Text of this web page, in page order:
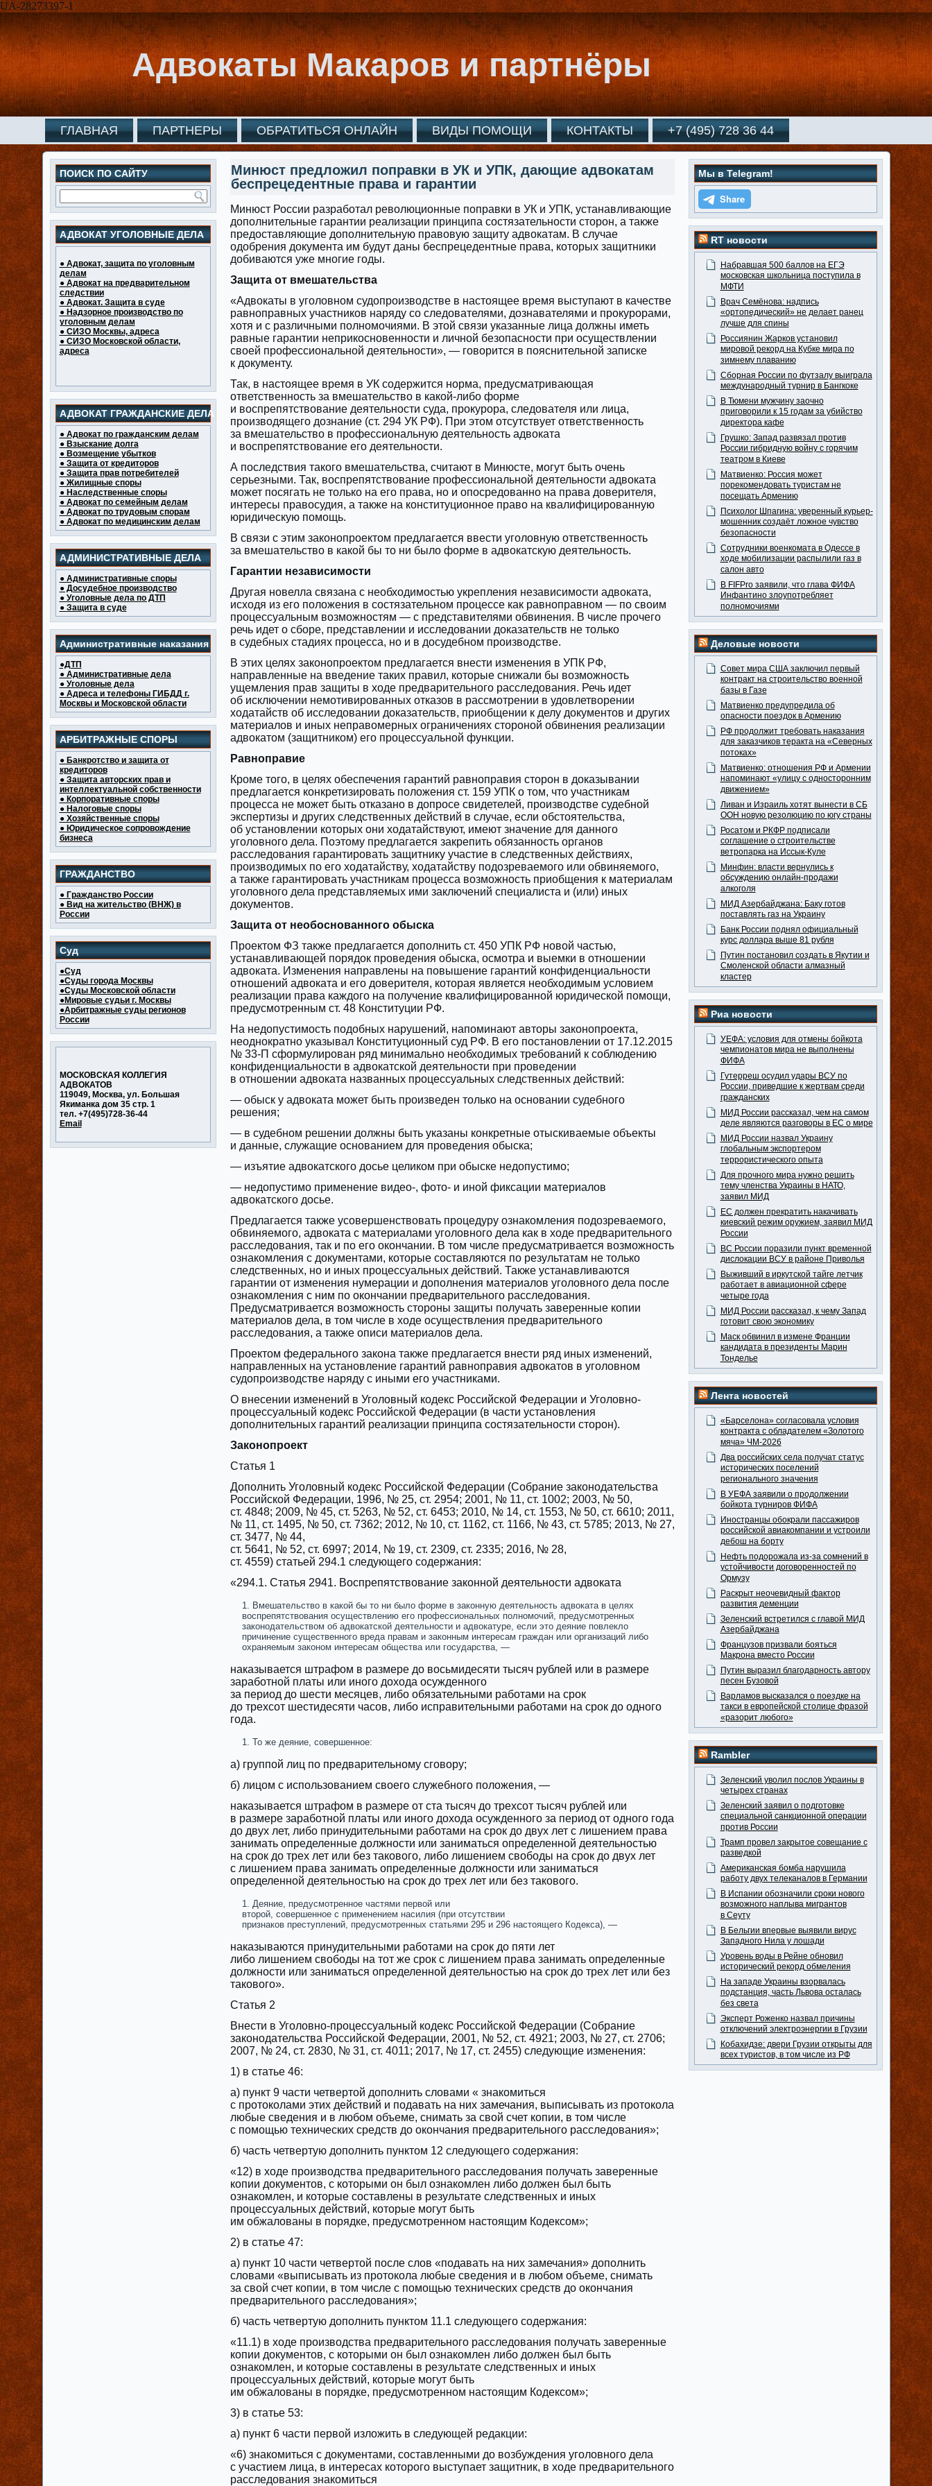
UA-28273397-1
Адвокаты Макаров и партнёры
ГЛАВНАЯ ПАРТНЕРЫ ОБРАТИТЬСЯ ОНЛАЙН ВИДЫ ПОМОЩИ КОНТАКТЫ +7 (495) 728 36 44
ПОИСК ПО САЙТУ
АДВОКАТ УГОЛОВНЫЕ ДЕЛА
● Адвокат, защита по уголовным
делам
● Адвокат на предварительном
следствии
● Адвокат. Защита в суде
● Надзорное производство по
уголовным делам
● СИЗО Москвы, адреса
● СИЗО Московской области,
адреса
АДВОКАТ ГРАЖДАНСКИЕ ДЕЛА
● Адвокат по гражданским делам
● Взыскание долга
● Возмещение убытков
● Защита от кредиторов
● Защита прав потребителей
● Жилищные споры
● Наследственные споры
● Адвокат по семейным делам
● Адвокат по трудовым спорам
● Адвокат по медицинским делам
АДМИНИСТРАТИВНЫЕ ДЕЛА
● Административные споры
● Досудебное производство
● Уголовные дела по ДТП
● Защита в суде
Административные наказания
●ДТП
● Административные дела
● Уголовные дела
● Адреса и телефоны ГИБДД г.
Москвы и Московской области
АРБИТРАЖНЫЕ СПОРЫ
● Банкротство и защита от
кредиторов
● Защита авторских прав и
интеллектуальной собственности
● Корпоративные споры
● Налоговые споры
● Хозяйственные споры
● Юридическое сопровождение
бизнеса
ГРАЖДАНСТВО
● Гражданство России
● Вид на жительство (ВНЖ) в
России
Суд
●Суд
●Суды города Москвы
●Суды Московской области
●Мировые судьи г. Москвы
●Арбитражные суды регионов
России
МОСКОВСКАЯ КОЛЛЕГИЯ
АДВОКАТОВ
119049, Москва, ул. Большая
Якиманка дом 35 стр. 1
тел. +7(495)728-36-44
Email
Минюст предложил поправки в УК и УПК, дающие адвокатам
беспрецедентные права и гарантии
Минюст России разработал революционные поправки в УК и УПК, устанавливающие
дополнительные гарантии реализации принципа состязательности сторон, а также
предоставляющие дополнительную правовую защиту адвокатам. В случае
одобрения документа им будут даны беспрецедентные права, которых защитники
добиваются уже многие годы.
Защита от вмешательства
«Адвокаты в уголовном судопроизводстве в настоящее время выступают в качестве
равноправных участников наряду со следователями, дознавателями и прокурорами,
хотя и с различными полномочиями. В этой связи указанные лица должны иметь
равные гарантии неприкосновенности и личной безопасности при осуществлении
своей профессиональной деятельности», — говорится в пояснительной записке
к документу.
Так, в настоящее время в УК содержится норма, предусматривающая
ответственность за вмешательство в какой-либо форме
‎и воспрепятствование деятельности суда, прокурора, следователя или лица,
производящего дознание (ст. 294 УК РФ). При этом отсутствует ответственность
за вмешательство в профессиональную деятельность адвоката
и воспрепятствование его деятельности.
А последствия такого вмешательства, считают в Минюсте, могут быть очень
серьезными. Так, воспрепятствование профессиональной деятельности адвоката
может посягать не только на его права, но и опосредованно на права доверителя,
интересы правосудия, а также на конституционное право на квалифицированную
юридическую помощь.
В связи с этим законопроектом предлагается ввести уголовную ответственность
за вмешательство в какой бы то ни было форме в адвокатскую деятельность.
Гарантии независимости
Другая новелла связана с необходимостью укрепления независимости ‎адвоката,
исходя из его положения в состязательном процессе ‎как равноправном — по своим
процессуальным возможностям — ‎с представителями обвинения. В числе прочего
речь идет о сборе, представлении и исследовании доказательств не только
в судебных стадиях процесса, но и в досудебном производстве.
В этих целях законопроектом предлагается внести изменения в УПК РФ,
направленные на введение таких правил, которые снижали бы возможность
ущемления прав защиты в ходе предварительного расследования. Речь идет
об исключении немотивированных отказов ‎в рассмотрении в удовлетворении
ходатайств об исследовании доказательств, приобщении к делу документов и других
материалов ‎и иных неправомерных ограничениях стороной обвинения реализации
адвокатом (защитником) его процессуальной функции.
Равноправие
Кроме того, в целях обеспечения гарантий равноправия сторон в доказывании
предлагается конкретизировать положения ст. 159 УПК о том, что участникам
процесса не может быть отказано в допросе свидетелей, производстве судебной
экспертизы и других следственных действий в случае, если обстоятельства,
об установлении которых они ходатайствуют, имеют значение для данного
уголовного дела. Поэтому предлагается закрепить обязанность органов
расследования гарантировать защитнику участие ‎в следственных действиях,
производимых по его ходатайству, ходатайству подозреваемого или обвиняемого,
а также гарантировать участникам процесса возможность приобщения к материалам
уголовного дела представляемых ими заключений специалиста и (или) иных
документов.
Защита от необоснованного обыска
Проектом ФЗ также предлагается дополнить ст. 450 УПК РФ новой частью,
устанавливающей порядок проведения обыска, осмотра и выемки в отношении
адвоката. Изменения направлены на повышение гарантий конфиденциальности
отношений адвоката и его доверителя, которая является необходимым условием
реализации права каждого на получение квалифицированной юридической помощи,
предусмотренным ст. 48 Конституции РФ.
На недопустимость подобных нарушений, напоминают авторы законопроекта,
неоднократно указывал Конституционный суд РФ. В его постановлении от 17.12.2015
№ 33-П сформулирован ряд минимально необходимых требований к соблюдению
конфиденциальности в адвокатской деятельности при проведении
‎в отношении адвоката названных процессуальных следственных действий:
— обыск у адвоката может быть произведен только на основании судебного
решения;
— в судебном решении должны быть указаны конкретные отыскиваемые объекты
и данные, служащие основанием для проведения обыска;
— изъятие адвокатского досье целиком при обыске недопустимо;
— недопустимо применение видео-, фото- и иной фиксации материалов
адвокатского досье.
Предлагается также усовершенствовать процедуру ознакомления подозреваемого,
обвиняемого, адвоката с материалами уголовного дела как в ходе предварительного
расследования, так и по его окончании. В том числе предусматривается возможность
ознакомления с документами, которые составляются по результатам не только
следственных, но и иных процессуальных действий. Также устанавливаются
гарантии от изменения нумерации и дополнения материалов уголовного дела после
ознакомления с ним по окончании предварительного расследования.
Предусматривается возможность стороны защиты получать заверенные копии
материалов дела, в том числе в ходе осуществления предварительного
расследования, а также описи материалов дела.
Проектом федерального закона также предлагается внести ряд иных изменений,
направленных на установление гарантий равноправия адвокатов в уголовном
судопроизводстве наряду с иными его участниками.
О внесении изменений в Уголовный кодекс Российской Федерации и Уголовно-
процессуальный кодекс Российской Федерации (в части установления
дополнительных гарантий реализации принципа состязательности сторон).
Законопроект
Статья 1
Дополнить Уголовный кодекс Российской Федерации (Собрание законодательства
Российской Федерации, 1996, № 25, ст. 2954; 2001, № 11, ст. 1002; 2003, № 50,
ст. 4848; 2009, № 45, ст. 5263, № 52, ст. 6453; 2010, ‎№ 14, ст. 1553, № 50, ст. 6610; 2011,
№ 11, ст. 1495, № 50, ст. 7362; 2012, ‎№ 10, ст. 1162, ст. 1166, № 43, ст. 5785; 2013, № 27,
ст. 3477, № 44,
‎ст. 5641, № 52, ст. 6997; 2014, № 19, ст. 2309, ст. 2335; 2016, № 28,
‎ст. 4559) статьей 294.1 следующего содержания:
«294.1. Статья 2941. Воспрепятствование законной деятельности адвоката
Вмешательство в какой бы то ни было форме в законную деятельность адвоката в целях
воспрепятствования осуществлению ‎его профессиональных полномочий, предусмотренных
законодательством об адвокатской деятельности и адвокатуре, если это деяние повлекло
причинение существенного вреда правам и законным интересам граждан или организаций либо
охраняемым законом интересам общества или государства, —
наказывается штрафом в размере до восьмидесяти тысяч рублей или в размере
заработной платы или иного дохода осужденного
‎за период до шести месяцев, либо обязательными работами на срок
‎до трехсот шестидесяти часов, либо исправительными работами на срок ‎до одного
года.
То же деяние, совершенное:
а) группой лиц по предварительному сговору;
б) лицом с использованием своего служебного положения, —
наказывается штрафом в размере от ста тысяч до трехсот тысяч рублей или
в размере заработной платы или иного дохода осужденного ‎за период от одного года
до двух лет, либо принудительными работами ‎на срок до двух лет с лишением права
занимать определенные должности или заниматься определенной деятельностью
на срок до трех лет или ‎без такового, либо лишением свободы на срок до двух лет
с лишением права занимать определенные должности или заниматься
определенной деятельностью на срок до трех лет или без такового.
Деяние, предусмотренное частями первой или
‎второй, совершенное с применением насилия (при отсутствии
‎признаков преступлений, предусмотренных статьями 295 и 296 настоящего Кодекса), —
наказываются принудительными работами на срок до пяти лет
‎либо лишением свободы на тот же срок с лишением права занимать определенные
должности или заниматься определенной деятельностью ‎на срок до трех лет или без
такового».
Статья 2
Внести в Уголовно-процессуальный кодекс Российской Федерации (Собрание
законодательства Российской Федерации, 2001, № 52, ‎ст. 4921; 2003, № 27, ст. 2706;
2007, № 24, ст. 2830, № 31, ст. 4011; 2017, № 17, ст. 2455) следующие изменения:
1) в статье 46:
а) пункт 9 части четвертой дополнить словами « знакомиться
‎с протоколами этих действий и подавать на них замечания, выписывать ‎из протокола
любые сведения и в любом объеме, снимать за свой счет копии, в том числе
с помощью технических средств до окончания предварительного расследования»;
б) часть четвертую дополнить пунктом 12 следующего содержания:
«12) в ходе производства предварительного расследования получать заверенные
копии документов, с которыми он был ознакомлен либо должен был быть
ознакомлен, и которые составлены в результате следственных и иных
процессуальных действий, которые могут быть
‎им обжалованы в порядке, предусмотренном настоящим Кодексом»;
2) в статье 47:
а) пункт 10 части четвертой после слов «подавать на них замечания» дополнить
словами «выписывать из протокола любые сведения и в любом объеме, снимать
за свой счет копии, в том числе с помощью технических средств до окончания
предварительного расследования»;
б) часть четвертую дополнить пунктом 11.1 следующего содержания:
«11.1) в ходе производства предварительного расследования получать заверенные
копии документов, с которыми он был ознакомлен либо должен был быть
ознакомлен, и которые составлены в результате следственных и иных
процессуальных действий, которые могут быть
‎им обжалованы в порядке, предусмотренном настоящим Кодексом»;
3) в статье 53:
а) пункт 6 части первой изложить в следующей редакции:
«6) знакомиться с документами, составленными до возбуждения уголовного дела
с участием лица, в интересах которого выступает защитник, в ходе предварительного
расследования знакомиться
Мы в Telegram!
RT новости
Набравшая 500 баллов на ЕГЭ
московская школьница поступила в
МФТИ
Врач Семёнова: надпись
«ортопедический» не делает ранец
лучше для спины
Россиянин Жарков установил
мировой рекорд на Кубке мира по
зимнему плаванию
Сборная России по футзалу выиграла
международный турнир в Бангкоке
В Тюмени мужчину заочно
приговорили к 15 годам за убийство
директора кафе
Грушко: Запад развязал против
России гибридную войну с горячим
театром в Киеве
Матвиенко: Россия может
порекомендовать туристам не
посещать Армению
Психолог Шпагина: уверенный курьер-
мошенник создаёт ложное чувство
безопасности
Сотрудники военкомата в Одессе в
ходе мобилизации распылили газ в
салон авто
В FIFPro заявили, что глава ФИФА
Инфантино злоупотребляет
полномочиями
Деловые новости
Совет мира США заключил первый
контракт на строительство военной
базы в Газе
Матвиенко предупредила об
опасности поездок в Армению
РФ продолжит требовать наказания
для заказчиков теракта на «Северных
потоках»
Матвиенко: отношения РФ и Армении
напоминают «улицу с односторонним
движением»
Ливан и Израиль хотят вынести в СБ
ООН новую резолюцию по югу страны
Росатом и РКФР подписали
соглашение о строительстве
ветропарка на Иссык-Куле
Минфин: власти вернулись к
обсуждению онлайн-продажи
алкоголя
МИД Азербайджана: Баку готов
поставлять газ на Украину
Банк России поднял официальный
курс доллара выше 81 рубля
Путин постановил создать в Якутии и
Смоленской области алмазный
кластер
Риа новости
УЕФА: условия для отмены бойкота
чемпионатов мира не выполнены
ФИФА
Гутерреш осудил удары ВСУ по
России, приведшие к жертвам среди
гражданских
МИД России рассказал, чем на самом
деле являются разговоры в ЕС о мире
МИД России назвал Украину
глобальным экспортером
террористического опыта
Для прочного мира нужно решить
тему членства Украины в НАТО,
заявил МИД
ЕС должен прекратить накачивать
киевский режим оружием, заявил МИД
России
ВС России поразили пункт временной
дислокации ВСУ в районе Приволья
Выживший в иркутской тайге летчик
работает в авиационной сфере
четыре года
МИД России рассказал, к чему Запад
готовит свою экономику
Маск обвинил в измене Франции
кандидата в президенты Марин
Тонделье
Лента новостей
«Барселона» согласовала условия
контракта с обладателем «Золотого
мяча» ЧМ-2026
Два российских села получат статус
исторических поселений
регионального значения
В УЕФА заявили о продолжении
бойкота турниров ФИФА
Иностранцы обокрали пассажиров
российской авиакомпании и устроили
дебош на борту
Нефть подорожала из-за сомнений в
устойчивости договоренностей по
Ормузу
Раскрыт неочевидный фактор
развития деменции
Зеленский встретился с главой МИД
Азербайджана
Французов призвали бояться
Макрона вместо России
Путин выразил благодарность автору
песен Бузовой
Варламов высказался о поездке на
такси в европейской столице фразой
«разорит любого»
Rambler
Зеленский уволил послов Украины в
четырех странах
Зеленский заявил о подготовке
специальной санкционной операции
против России
Трамп провел закрытое совещание с
разведкой
Американская бомба нарушила
работу двух телеканалов в Германии
В Испании обозначили сроки нового
возможного наплыва мигрантов
в Сеуту
В Бельгии впервые выявили вирус
Западного Нила у лошади
Уровень воды в Рейне обновил
исторический рекорд обмеления
На западе Украины взорвалась
подстанция, часть Львова осталась
без света
Эксперт Роженко назвал причины
отключений электроэнергии в Грузии
Кобахидзе: двери Грузии открыты для
всех туристов, в том числе из РФ